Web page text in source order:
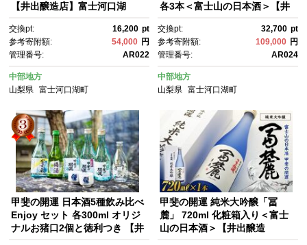
【井出醸造店】富士河口湖
大吟醸 冨麓 1.8L
交換pt: 16,200 pt
参考寄附額:
54,000 円
管理番号:
AR022
中部地方
山梨県
富士河口湖町
各3本＜富士山の日本酒＞【井
士山 日本酒 伝統製法 高級酒 酒
蔵 山梨県 地酒 風味豊か 香り高
い 飲み比べセット
交換pt: 32,700 pt
参考寄附額:
109,000 円
管理番号:
AR024
中部地方
山梨県 富士河口湖町
甲斐の開運 日本酒5種飲み比べ
Enjoy セット 各300ml オリジ
ナルお猪口2個と徳利つき 【井
甲斐の開運 純米大吟醸「冨
麓」 720ml 化粧箱入り＜富士
山の日本酒＞【井出醸造